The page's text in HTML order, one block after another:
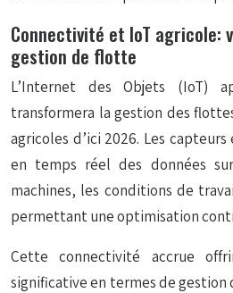
Connectivité et IoT agricole:
gestion de flotte
L’Internet des Objets (IoT)
transformera la gestion des
agricoles d’ici 2026. Les
en temps réel des données
machines, les conditions de
permettant une optimisation
Cette connectivité accrue
significative en termes de